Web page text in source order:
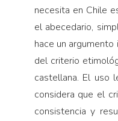
necesita en Chile
el abecedario,
hace un
del criterio
castellana. El uso
considera que el
consistencia y